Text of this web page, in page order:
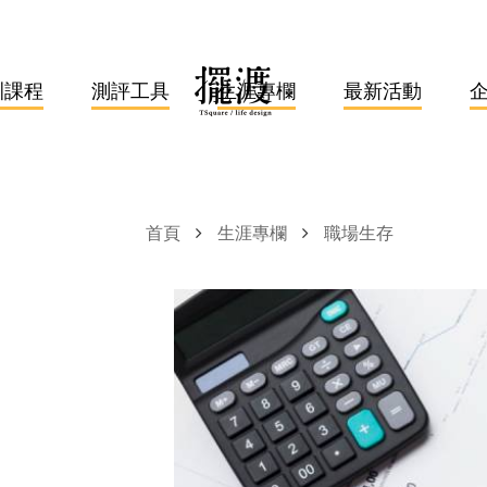
程 測評工具 生涯專欄 最新活動
首頁 生涯專欄 職場生存